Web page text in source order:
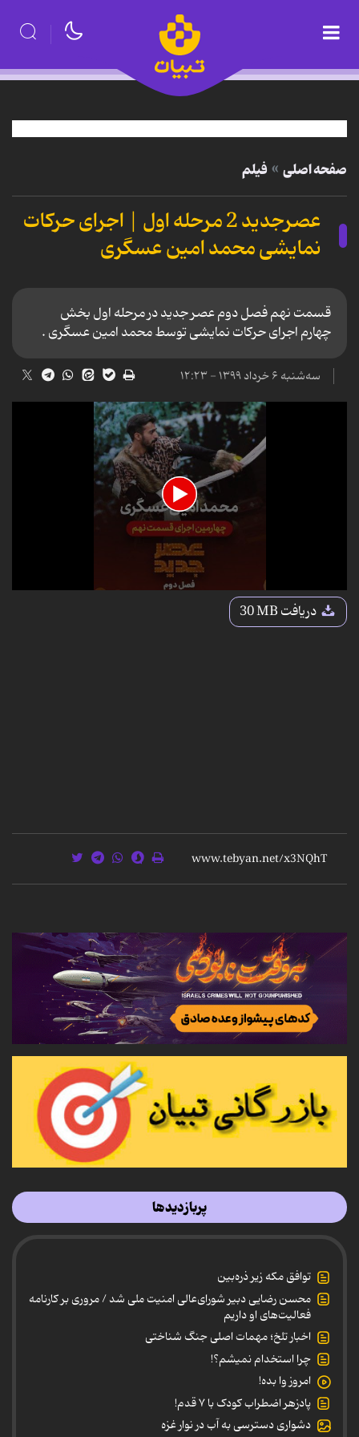
صفحه اصلی فیلم
عصرجدید 2 مرحله اول | اجرای حرکات
نمایشی محمد امین عسگری
قسمت نهم فصل دوم عصر جدید در مرحله اول بخش
چهارم اجرای حرکات نمایشی توسط محمد امین عسگری .
سه‌شنبه ۶ خرداد ۱۳۹۹ - ۱۲:۲۳
0
دریافت30 MB
پربازدیدها
توافق مکه زیر ذره‌بین
محسن رضایی دبیر شورای‌عالی امنیت ملی شد / مروری بر کارنامه
فعالیت‌های او داریم
اخبار تلخ؛ مهمات اصلی جنگ شناختی
چرا استخدام نمیشم؟!
امروز وا بده!
پادزهر اضطراب کودک با ۷ قدم!
دشواری دسترسی به آب در نوار غزه